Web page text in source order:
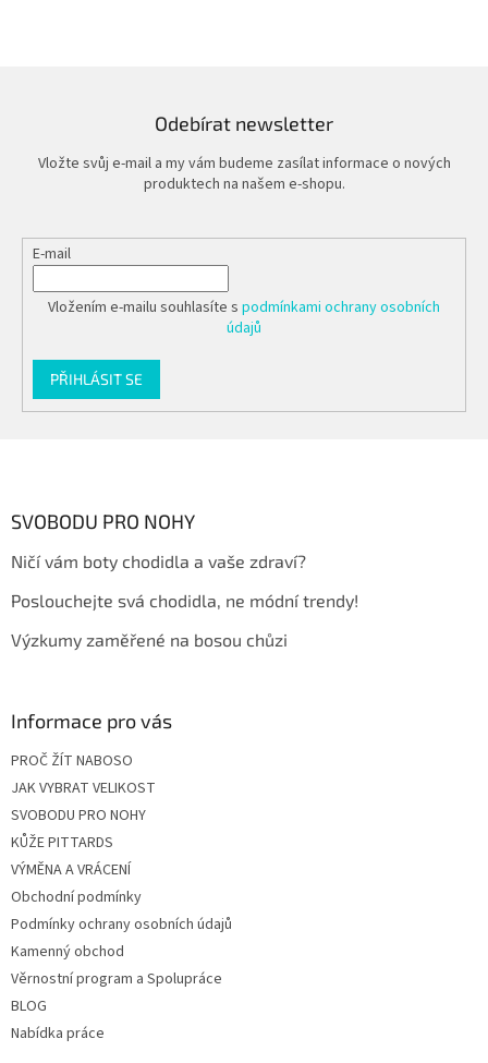
Odebírat newsletter
Vložte svůj e-mail a my vám budeme zasílat informace o nových
produktech na našem e-shopu.
E-mail
Vložením e-mailu souhlasíte s podmínkami ochrany osobních
údajů
PŘIHLÁSIT SE
SVOBODU PRO NOHY
Ničí vám boty chodidla a vaše zdraví?
Poslouchejte svá chodidla, ne módní trendy!
Výzkumy zaměřené na bosou chůzi
Informace pro vás
PROČ ŽÍT NABOSO
JAK VYBRAT VELIKOST
SVOBODU PRO NOHY
KŮŽE PITTARDS
VÝMĚNA A VRÁCENÍ
Obchodní podmínky
Podmínky ochrany osobních údajů
Kamenný obchod
Věrnostní program a Spolupráce
BLOG
Nabídka práce